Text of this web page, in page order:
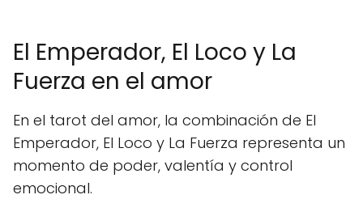
El Emperador, El Loco y La
Fuerza en el amor
En el tarot del amor, la combinación de El
Emperador, El Loco y La Fuerza representa un
momento de poder, valentía y control
emocional.